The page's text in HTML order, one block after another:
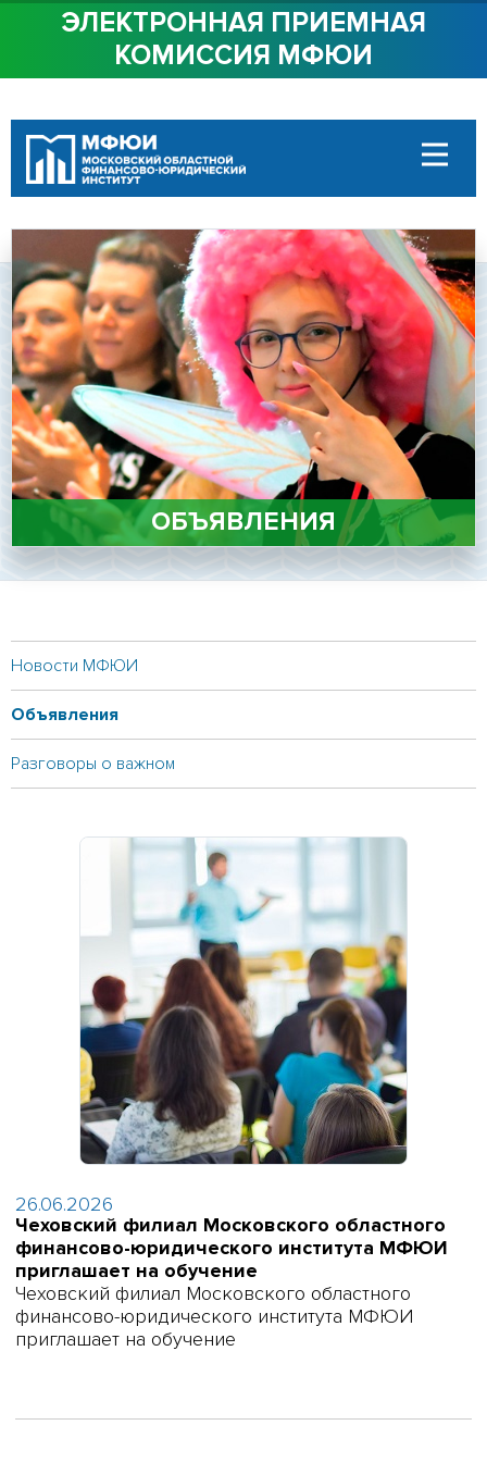
ЭЛЕКТРОННАЯ ПРИЕМНАЯ
КОМИССИЯ МФЮИ
ОБ ИНСТИТУТЕ
СТУДЕНТАМ
ДОСТУПНАЯ СРЕДА
СОТРУДНИЧЕСТВО
КОНТАКТЫ
Сведения об
образовательной
организации
Личный кабинет
Подать документы онлайн
Версия для слабовидящих
ОБЪЯВЛЕНИЯ
Новости МФЮИ
Объявления
Разговоры о важном
26.06.2026
Чеховский филиал Московского областного
финансово-юридического института МФЮИ
приглашает на обучение
Чеховский филиал Московского областного
финансово-юридического института МФЮИ
приглашает на обучение